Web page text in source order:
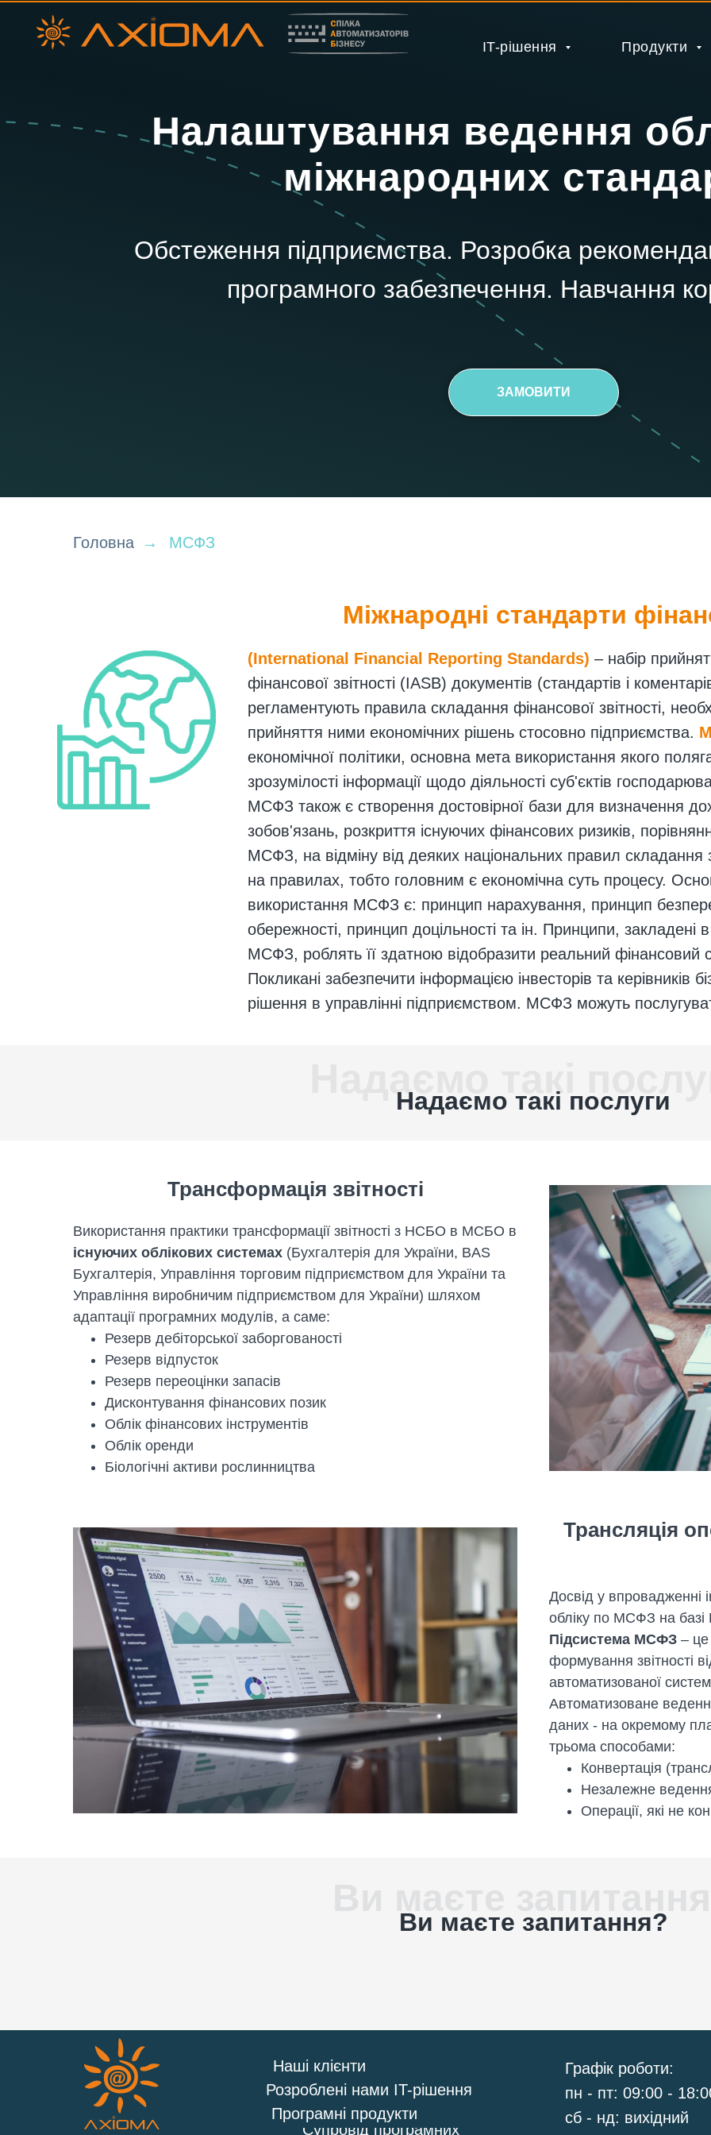
IT-рішення Продукти
Налаштування ведення
міжнародних
Обстеження підприємства. Розробка
програмного забезпечення. Навчання
ЗАМОВИТИ
Головна → МСФЗ
Міжнародні стандарти
(International Financial Reporting Standards) – набір
фінансової звітності (IASB) документів (стан­дартів і
регламентують правила складання фінансової звітності,
прийняття ними економічних рішень стосовно підприємства.
економічної політики, основна мета використання якого
зрозумілості інформації щодо діяльності суб'єктів
МСФЗ також є створення достовірної бази для визначення
зобов'язань, розкриття існуючих фінансових ризиків,
МСФЗ, на відміну від деяких національних правил складання
на правилах, тобто головним є економічна суть процесу.
використання МСФЗ є: принцип нарахування, принцип
обережності, принцип доцільності та ін. Принципи, закладені
МСФЗ, роблять її здатною відобразити реальний фінансовий
Покликані забезпечити інформацією інвесторів та керівників
рішення в управлінні підприємством. МСФЗ можуть
Надаємо такі послуги
Надаємо такі
Трансформація звітності
Використання практики трансформації звітності з НСБО в МСБО в
існуючих облікових системах (Бухгалтерія для України, BAS
Бухгалтерія, Управління торговим підприємством для України та
Управління виробничим підприємством для України) шляхом
адаптації програмних модулів, а саме:
Резерв дебіторської заборгованості
Резерв відпусток
Резерв переоцінки запасів
Дисконтування фінансових позик
Облік фінансових інструментів
Облік оренди
Біологічні активи рослинництва
Трансляція
Досвід у впровадженні
обліку по МСФЗ на базі
Підсистема МСФЗ – це
формування звітності
автоматизованої
Автоматизоване
даних - на окремому
трьома способами:
Конвертація
Незалежне
Операції, які не
Ви маєте запитання?
Графік роботи:
пн - пт: 09:00 -
сб - нд: вихідний
Наші клієнти
Розроблені нами IT-рішення
Програмні продукти
Супровід програмних